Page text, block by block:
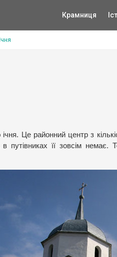
Крамниця
Це районний центр з
а в путівниках її зовсім